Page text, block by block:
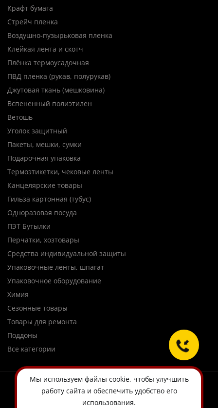
Крафт бумага
Стрейч пленка
Воздушно-пузырьковая пленка
Клейкая лента и скотч
Плёнка термоусадочная
ПВД пленка (рукав, полурукав)
Джутовая ткань (мешковина)
Вспененный полиэтилен
Ветошь
Уголок защитный
Пакеты, мешки, сумки
Подарочная упаковка
Термоэтикетки, чековые ленты
Канцелярские товары
Гильза картонная (тубус)
Одноразовая посуда
ПЭТ Бутылки
Перчатки, хозтовары
Средства индивидуальной защиты
Упаковочные ленты, шпагат
Упаковочное оборудование
Химия
Сезонные товары
Товары для ремонта
Поддоны
Все категории
Мы используем файлы cookie, чтобы улучшить
работу сайта и обеспечить удобство его
использования.